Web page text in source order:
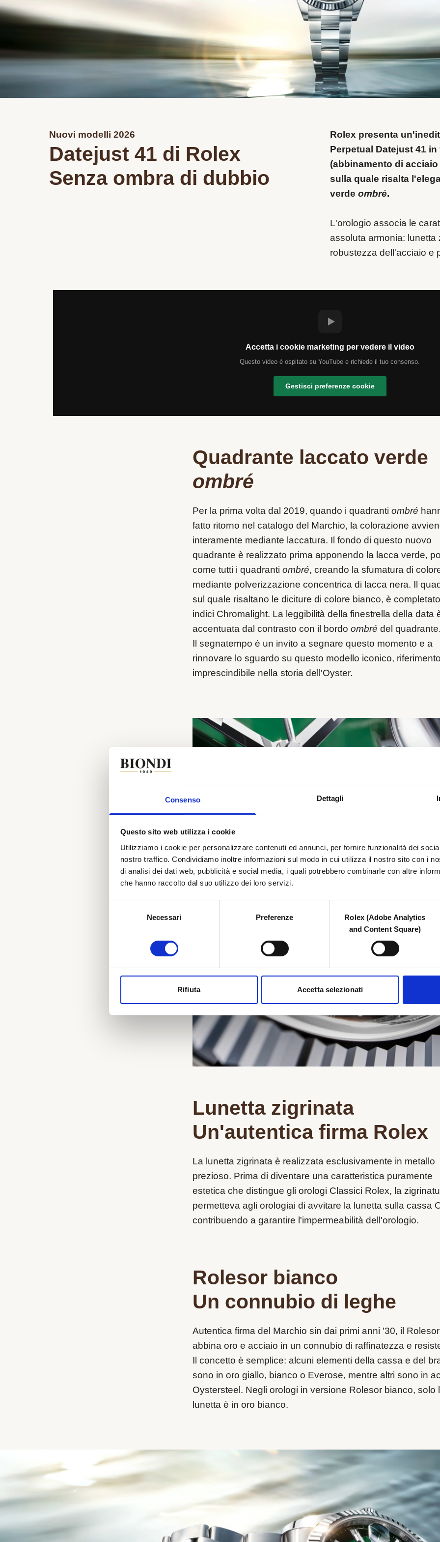
Consenso Dettagli
Questo sito web utilizza i cookie
Utilizziamo i cookie per personalizzare contenuti ed annunci, per fornire funzionalità dei
nostro traffico. Condividiamo inoltre informazioni sul modo in cui utilizza il nostro sito con i
di analisi dei dati web, pubblicità e social media, i quali potrebbero combinarle con altre
che hanno raccolto dal suo utilizzo dei loro servizi.
Necessari Preferenze
Rolex (Adobe Analytics
and Content Square)
Rifiuta Accetta selezionati
Nuovi modelli 2026
Datejust 41 di Rolex
Senza ombra di dubbio
Rolex presenta
Perpetual Datejust 41
(abbinamento di
sulla quale risalta
verde ombré.
L'orologio associa le
assoluta armonia: lunetta
robustezza dell'acciaio e
Accetta i cookie marketing per vedere il video
Questo video è ospitato su YouTube e richiede il tuo consenso.
Gestisci preferenze cookie
Quadrante laccato verde
ombré
Per la prima volta dal 2019, quando i quadranti ombré
fatto ritorno nel catalogo del Marchio, la colorazione
interamente mediante laccatura. Il fondo di questo nuovo
quadrante è realizzato prima apponendo la lacca verde,
come tutti i quadranti ombré, creando la sfumatura di
mediante polverizzazione concentrica di lacca nera. Il
sul quale risaltano le diciture di colore bianco, è
indici Chromalight. La leggibilità della finestrella della data
accentuata dal contrasto con il bordo ombré del quadrante.
Il segnatempo è un invito a segnare questo momento e a
rinnovare lo sguardo su questo modello iconico, riferimento
imprescindibile nella storia dell'Oyster.
Lunetta zigrinata
Un'autentica firma Rolex
La lunetta zigrinata è realizzata esclusivamente in metallo
prezioso. Prima di diventare una caratteristica puramente
estetica che distingue gli orologi Classici Rolex, la
permetteva agli orologiai di avvitare la lunetta sulla cassa
contribuendo a garantire l'impermeabilità dell'orologio.
Rolesor bianco
Un connubio di leghe
Autentica firma del Marchio sin dai primi anni '30, il Rolesor
abbina oro e acciaio in un connubio di raffinatezza e
Il concetto è semplice: alcuni elementi della cassa e del
sono in oro giallo, bianco o Everose, mentre altri sono in
Oystersteel. Negli orologi in versione Rolesor bianco, solo
lunetta è in oro bianco.